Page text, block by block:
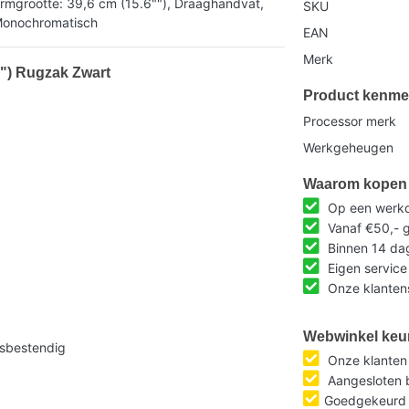
Rugzak Zwart
SKU
EAN
Merk
Product
Processor merk
Werkgeheugen
Waarom
Op een
Vanaf €50,-
Binnen 14
Eigen
Onze
Webwinkel
Onze
Aangesloten